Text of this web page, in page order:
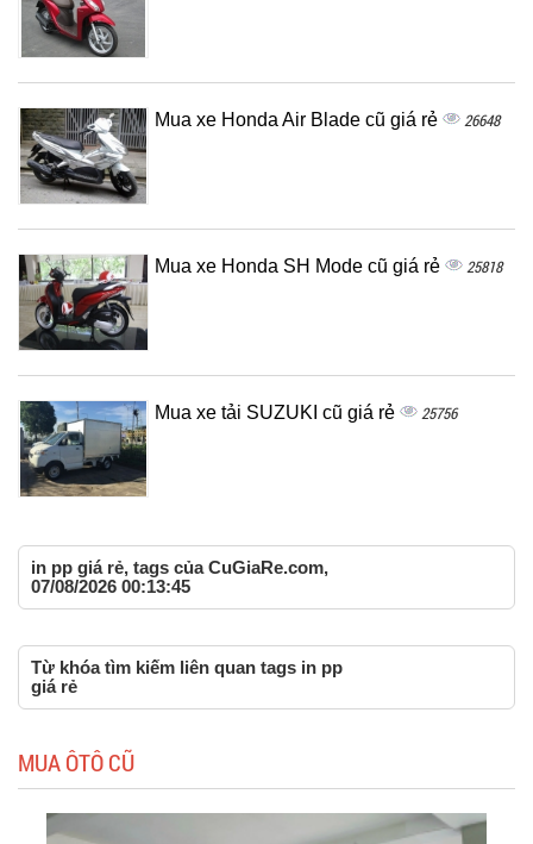
Mua xe Honda Air Blade cũ giá rẻ 26648
Mua xe Honda SH Mode cũ giá rẻ 25818
Mua xe tải SUZUKI cũ giá rẻ 25756
in pp giá rẻ, tags của CuGiaRe.com,
07/08/2026 00:13:45
Từ khóa tìm kiếm liên quan tags in pp
giá rẻ
MUA ÔTÔ CŨ